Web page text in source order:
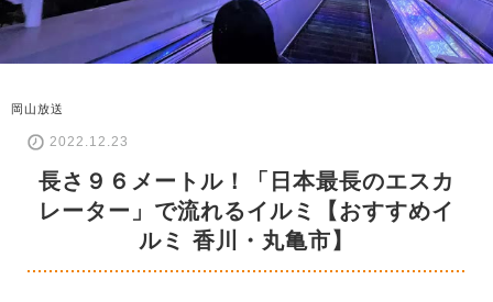
岡山放送
2022.12.23
長さ９６メートル！「日本最長のエスカ
レーター」で流れるイルミ【おすすめイ
ルミ 香川・丸亀市】